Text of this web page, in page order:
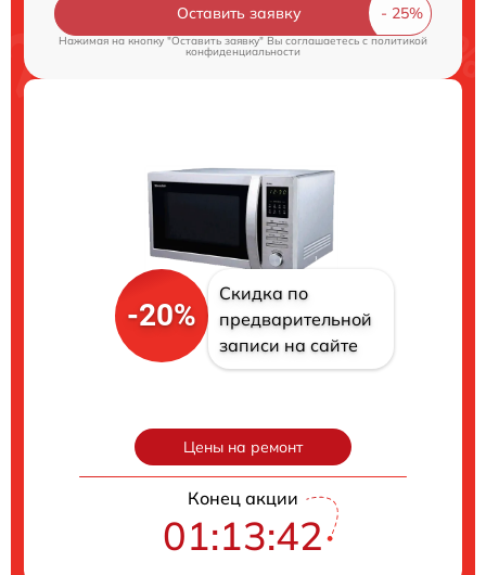
Оставить заявку
Нажимая на кнопку "Оставить заявку" Вы соглашаетесь cполитикой
конфиденциальности
-20%
Скидка по
предварительной
записи на сайте
Цены на ремонт
Конец акции
01:13:41